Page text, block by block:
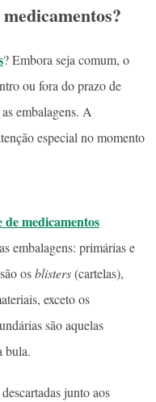
? Embora seja comum, o
ou fora do prazo de
embalagens. A
especial no momento
de medicamentos
embalagens: primárias e
osblisters(cartelas),
exceto os
são aquelas
bula.
junto aos